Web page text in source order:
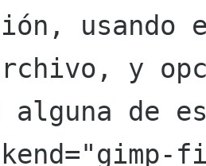
usando
y
alguna de